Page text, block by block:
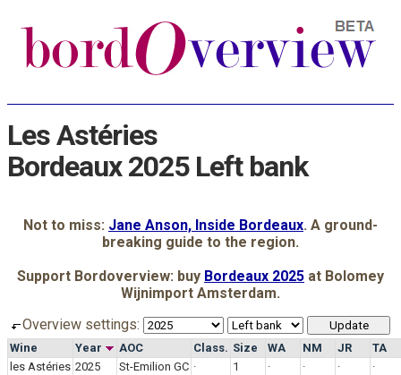
Les Astéries
Bordeaux 2025 Left bank
Not to miss: Jane Anson, Inside Bordeaux. A ground-
breaking guide to the region.
Support Bordoverview: buy Bordeaux 2025 at Bolomey
Wijnimport Amsterdam.
Overview settings:
Wine Year AOC Class. Size WA NM JR
TA
les Astéries 2025 St-Emilion GC · 1 · · ·
·